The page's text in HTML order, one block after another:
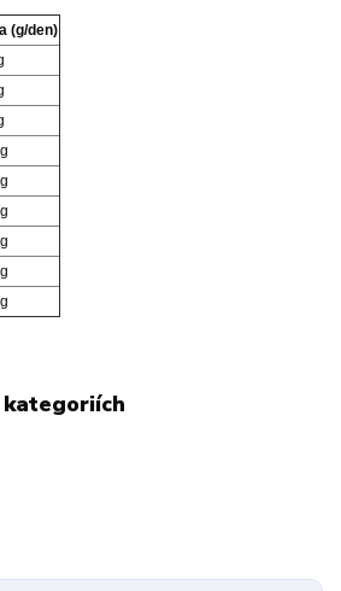
(g/den)
kategoriích